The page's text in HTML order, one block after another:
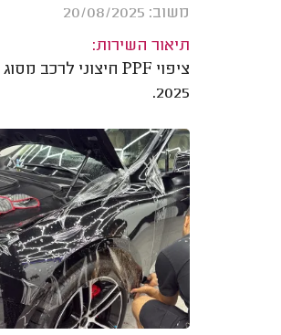
משוב: 20/08/2025
תיאור השירות:
2025.